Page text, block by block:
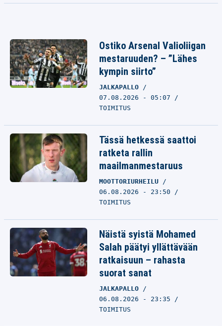
Ostiko Arsenal Valioliigan
mestaruuden? – ”Lähes
kympin siirto”
JALKAPALLO
07.08.2026 - 05:07
TOIMITUS
Tässä hetkessä saattoi
ratketa rallin
maailmanmestaruus
MOOTTORIURHEILU
06.08.2026 - 23:50
TOIMITUS
Näistä syistä Mohamed
Salah päätyi yllättävään
ratkaisuun – rahasta
suorat sanat
JALKAPALLO
06.08.2026 - 23:35
TOIMITUS